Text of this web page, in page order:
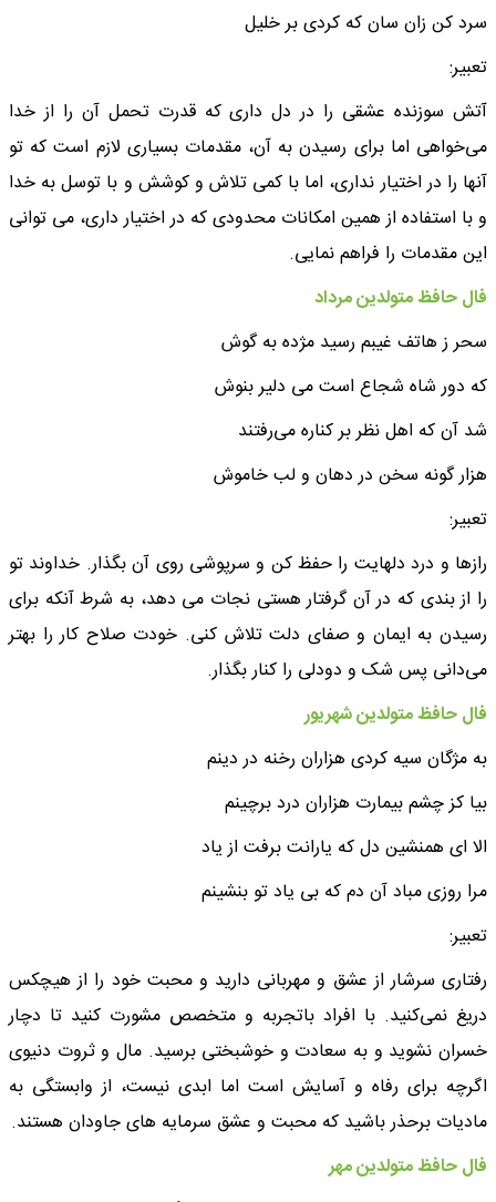
سرد کن زان سان که کردی بر خلیل
تعبیر:
آتش سوزنده عشقی را در دل داری که قدرت تحمل آن را از خدا
می‌خواهی اما برای رسیدن به آن، مقدمات بسیاری لازم است که تو
آنها را در اختیار نداری، اما با کمی تلاش و کوشش و با توسل به خدا
و با استفاده از همین امکانات محدودی که در اختیار داری، می توانی
این مقدمات را فراهم نمایی.
فال حافظ متولدین مرداد
سحر ز هاتف غیبم رسید مژده به گوش
که دور شاه شجاع است می دلیر بنوش
شد آن که اهل نظر بر کناره می‌رفتند
هزار گونه سخن در دهان و لب خاموش
تعبیر:
رازها و درد دلهایت را حفظ کن و سرپوشی روی آن بگذار. خداوند تو
را از بندی که در آن گرفتار هستی نجات می دهد، به شرط آنکه برای
رسیدن به ایمان و صفای دلت تلاش کنی. خودت صلاح کار را بهتر
می‌دانی پس شک و دودلی را کنار بگذار.
فال حافظ متولدین شهریور
به مژگان سیه کردی هزاران رخنه در دینم
بیا کز چشم بیمارت هزاران درد برچینم
الا ای همنشین دل که یارانت برفت از یاد
مرا روزی مباد آن دم که بی یاد تو بنشینم
تعبیر:
رفتاری سرشار از عشق و مهربانی دارید و محبت خود را از هیچکس
دریغ نمی‌کنید. با افراد باتجربه و متخصص مشورت کنید تا دچار
خسران نشوید و به سعادت و خوشبختی برسید. مال و ثروت دنیوی
اگرچه برای رفاه و آسایش است اما ابدی نیست، از وابستگی به
مادیات برحذر باشید که محبت و عشق سرمایه های جاودان هستند.
فال حافظ متولدین مهر